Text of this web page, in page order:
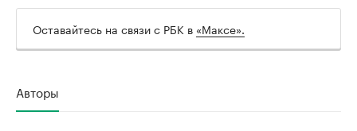
Оставайтесь на связи с РБК в «Максе».
Авторы